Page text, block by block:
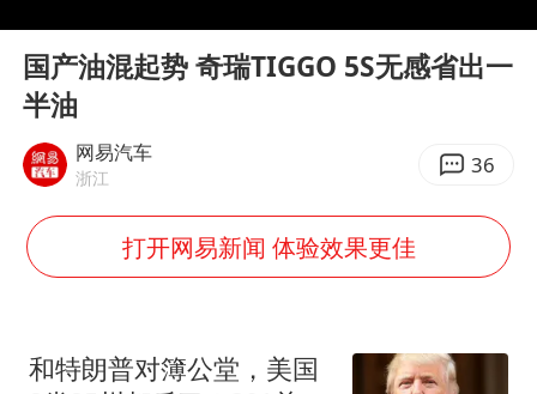
国乒男单横滨冠军赛全军覆没
胡彦斌获《歌手2026》歌王
胜宏科技：股票交易异常波动
美股存储板块集体大跌
Play
国产油混起势 奇瑞TIGGO 5S无感省出一
半油
网易汽车
浙江 36
打开网易新闻 体验效果更佳
和特朗普对簿公堂，美国